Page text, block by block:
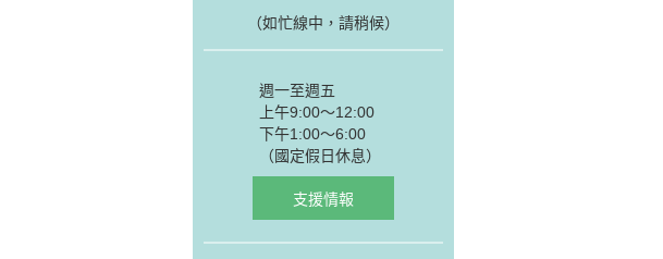
（如忙線中，請稍候）
週一至週五
上午9:00～12:00
下午1:00～6:00
（國定假日休息）
支援情報